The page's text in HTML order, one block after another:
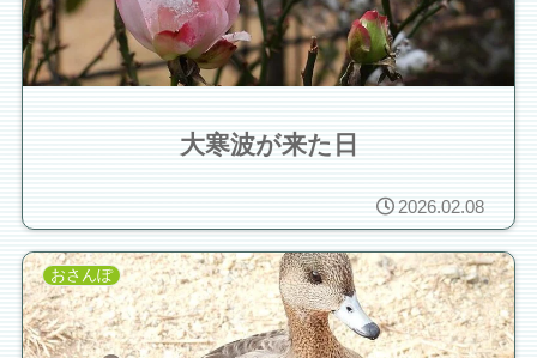
大寒波が来た日
2026.02.08
おさんぽ